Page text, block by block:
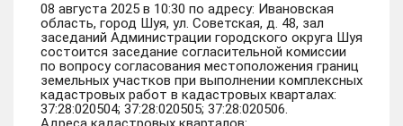
08 августа 2025 в 10:30 по адресу: Ивановская
область, город Шуя, ул. Советская, д. 48, зал
заседаний Администрации городского округа Шуя
состоится заседание согласительной комиссии
по вопросу согласования местоположения границ
земельных участков при выполнении комплексных
кадастровых работ в кадастровых кварталах:
37:28:020504; 37:28:020505; 37:28:020506.